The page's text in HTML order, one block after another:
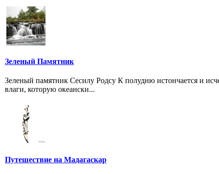
Зеленый Памятник
Зеленый памятник Сесилу Родсу К полудню истончается и
влаги, которую океански...
Путешествие на Мадагаскар